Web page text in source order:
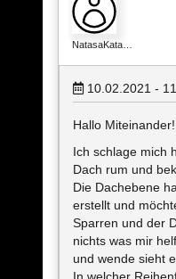
NatasaKata…
10.02.2021 -
Hallo Miteinander!
Ich schlage mich
Dach rum und
Die Dachebene
erstellt und
Sparren und der
nichts was mir
und wende sieht